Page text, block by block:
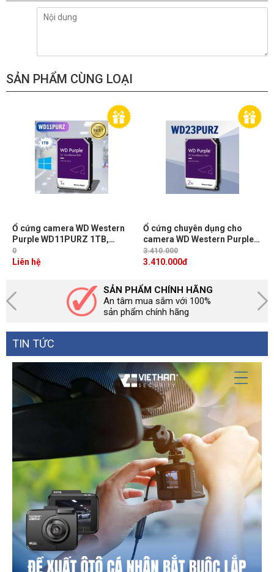
SẢN PHẨM CÙNG LOẠI
Ổ cứng camera WD Western
Purple WD11PURZ 1TB,
SATA 3, 64MB Cache, Vòng
quay 5400RPM
0
Liên hệ
Ổ cứng chuyên dụng cho
camera WD Western Purple
WD23PURZ 2TB, SATA 3,
vòng quay 5400RPM
3.410.000
3.410.000đ
SẢN PHẨM CHÍNH HÃNG
An tâm mua sắm với 100%
sản phẩm chính hãng
TIN TỨC